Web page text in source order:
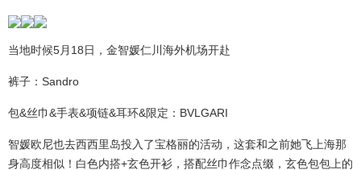
当地时候5月18日，金智媛仁川海外机场开赴
裤子：Sandro
包&丝巾&手表&项链&耳环&限定：BVLGARI
智媛欧尼也去西西里岛投入了宝格丽的活动，这套和之前她飞上海那
身高度相似！白色内搭+玄色开衫，搭配丝巾作念点缀，玄色包包上的